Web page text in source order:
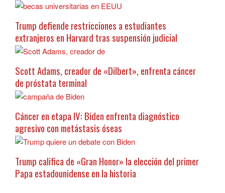
Trump defiende restricciones a estudiantes
extranjeros en Harvard tras suspensión judicial
Scott Adams, creador de «Dilbert», enfrenta cáncer
de próstata terminal
Cáncer en etapa IV: Biden enfrenta diagnóstico
agresivo con metástasis óseas
Trump califica de «Gran Honor» la elección del primer
Papa estadounidense en la historia